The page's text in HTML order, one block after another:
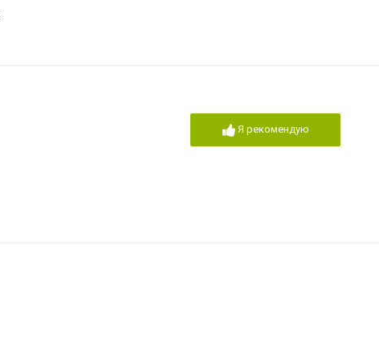
Я рекомендую